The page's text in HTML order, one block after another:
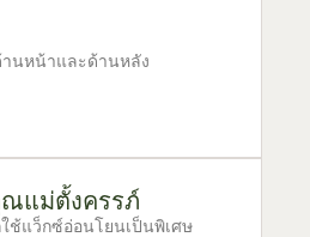
นหน้าและด้านหลัง
แม่ตั้งครรภ์
ช้แว็กซ์อ่อนโยนเป็นพิเศษ